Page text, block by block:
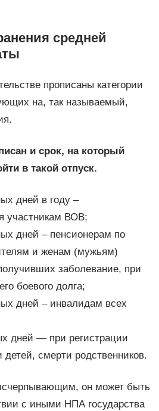
средней
прописаны категории
на, так называемый,
и срок, на который
в такой отпуск.
дней в году –
участникам ВОВ;
дней – пенсионерам по
и женам (мужьям)
заболевание, при
боевого долга;
дней – инвалидам всех
дней — при регистрации
детей, смерти родственников.
он может быть
с иными НПА государства